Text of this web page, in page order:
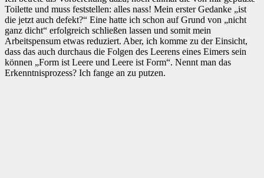
Toilette und muss feststellen: alles nass! Mein erster Gedanke „ist
die jetzt auch defekt?“ Eine hatte ich schon auf Grund von „nicht
ganz dicht“ erfolgreich schließen lassen und somit mein
Arbeitspensum etwas reduziert. Aber, ich komme zu der Einsicht,
dass das auch durchaus die Folgen des Leerens eines Eimers sein
können „Form ist Leere und Leere ist Form“. Nennt man das
Erkenntnisprozess? Ich fange an zu putzen.